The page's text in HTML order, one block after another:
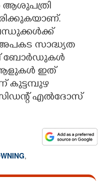
ആശുപത്രി
സാദ്ധ്യത
ബോർഡുകൾ
ആളുകൾ ഇത്
എൽദോസ്
,